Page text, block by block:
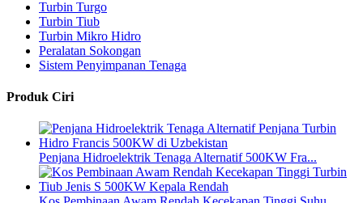
Turbin Turgo
Turbin Tiub
Turbin Mikro Hidro
Peralatan Sokongan
Sistem Penyimpanan Tenaga
Produk Ciri
Penjana Hidroelektrik Tenaga Alternatif 500KW Fra...